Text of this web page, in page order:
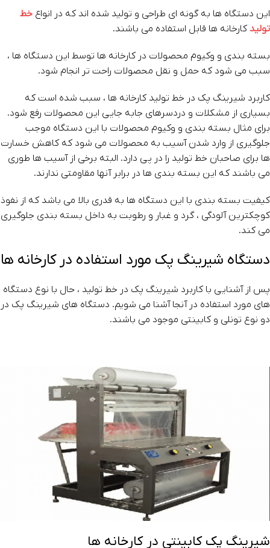
این دستگاه ها به گونه ای طراحی و تولید شده اند که در انواع خط
تولیدکارخانه ها قابل استفاده می باشند.
بسته بندی و وکیوم محصولات در کارخانه ها توسط این دستگاه ها ،
سبب می شود که حمل و نقل محصولات راحت تر انجام شود.
کاربرد شیرینگ پک در خط تولید کارخانه ها ، سبب شده است که
بسیاری از مشکلات و دردسرهای جابه جایی این محصولات رفع شود.
برای مثال بسته بندی و وکیوم محصولات با این دستگاه موجب
جلوگیری از وارد شدن آسیب به محصولات می شود که کاهش خسارت
ها برای صاحبان خط تولید را در پی دارد. البته برخی از آسیب ها طوری
می باشند که این بسته بندی ها در برابر آنها مقاومتی ندارند.
کیفیت بسته بندی با این دستگاه ها به قدری بالا می باشد که از نفوذ
کوچکترین آلودگی ، گرد و غبار و رطوبت به داخل بسته بندی جلوگیری
می کند.
دستگاه شیرینگ پک مورد استفاده در کارخانه ها
پس از آشنایی با کاربرد شیرینگ پک در خط تولید ، حال با نوع دستگاه
های مورد استفاده در آنجا آشنا می شویم. دستگاه های شیرینگ پک در
دو نوع تونلی و کابینتی موجود می باشند.
شیرینگ پک کابینتی در کارخانه ها